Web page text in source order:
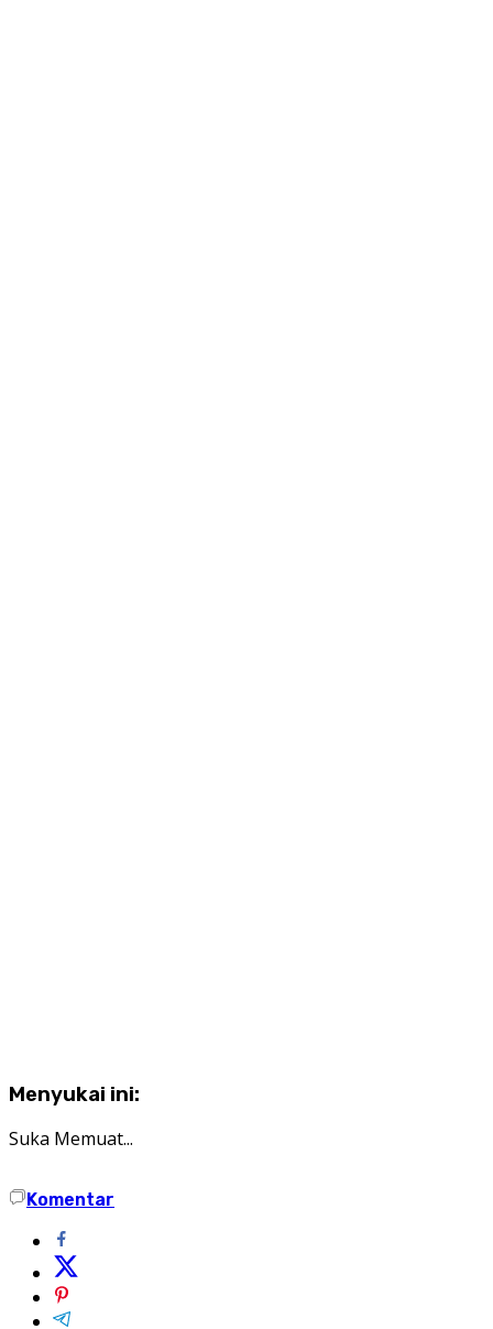
Menyukai ini:
Suka Memuat...
Komentar